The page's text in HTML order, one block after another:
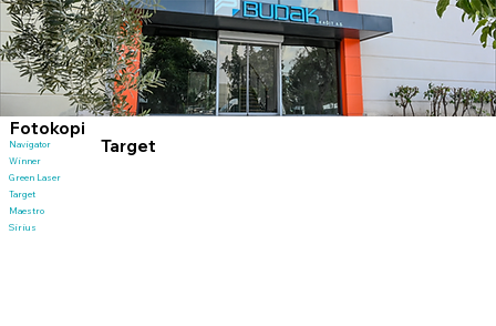
Navigator
Winner
Green Laser
Target
Maestro
Sirius
Fotokopi
Target